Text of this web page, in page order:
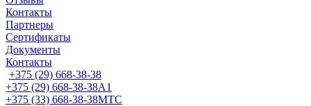
Контакты
Партнеры
Сертификаты
Документы
Контакты
+375 (29) 668-38-38
+375 (29) 668-38-38A1
+375 (33) 668-38-38МТС